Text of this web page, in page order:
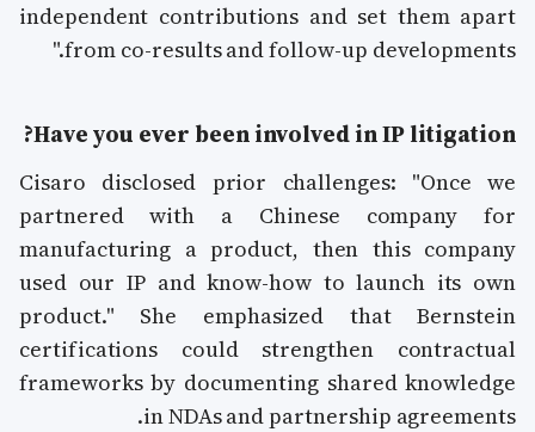
independent contributions and set them apart
from co-results and follow-up developments."
Have you ever been involved in IP litigation?
Cisaro disclosed prior challenges: "Once we
partnered with a Chinese company for
manufacturing a product, then this company
used our IP and know-how to launch its own
product." She emphasized that Bernstein
certifications could strengthen contractual
frameworks by documenting shared knowledge
in NDAs and partnership agreements.